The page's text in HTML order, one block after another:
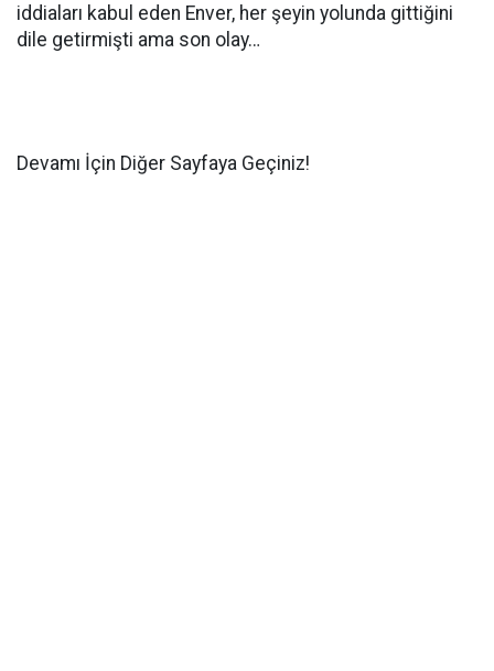
iddiaları kabul eden Enver, her şeyin yolunda gittiğini
dile getirmişti ama son olay…
Devamı İçin Diğer Sayfaya Geçiniz!